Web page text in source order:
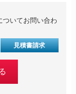
ついてお問い合わ
見積書請求